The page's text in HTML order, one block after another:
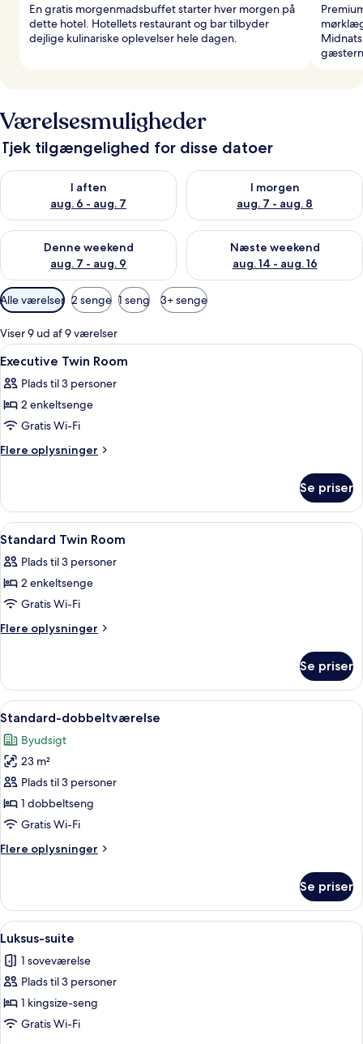
En gratis morgenmadsbuffet starter hver morgen på
dette hotel. Hotellets restaurant og bar tilbyder
dejlige kulinariske oplevelser hele dagen.
Værelsesmuligheder
Tjek tilgængelighed for disse datoer
I aften
aug. 6 - aug. 7
Tjek tilgængelighed for i aften aug. 6 - aug. 7
I morgen
aug. 7 - aug. 8
Tjek tilgængelighed for i
Denne weekend
aug. 7 - aug. 9
Tjek tilgængelighed for denne weekend aug. 7 - aug. 9
Næste weekend
aug. 14 - aug. 16
Tjek tilgængelighed for næste
Tilgængelige
filtre
for
værelser
Alle værelser 2 senge 1 seng 3+ senge
Viser 9 ud af 9 værelser
Indlæs
alle
billeder
af
Executive
Twin
Et hotelværelse med en seng, et
3
Executive Twin Room
Plads til 3 personer
2 enkeltsenge
Gratis Wi-Fi
Flere oplysninger
Flere
Twin
Room
Se priser
Indlæs
alle
billeder
af
Standard
Twin
Et hotelværelse med seng,
1
Standard Twin Room
Plads til 3 personer
2 enkeltsenge
Gratis Wi-Fi
Flere oplysninger
Flere
Twin
Room
Se priser
Indlæs
alle
billeder
af
Standard-
dobbeltværelse
Et moderne hotelværelse med en
9
Standard-dobbeltværelse
Byudsigt
23 m²
Plads til 3 personer
1 dobbeltseng
Gratis Wi-Fi
Flere oplysninger
Flere
dobbeltværelse
Se priser
Indlæs
alle
billeder
af
Luksus-
suite
Et soveværelse med en stor seng, et
13
Luksus-suite
1 soveværelse
Plads til 3 personer
1 kingsize-seng
Gratis Wi-Fi